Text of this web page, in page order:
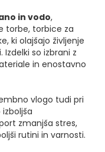
in vodo,
torbe, torbice za
ki olajšajo življenje
Izdelki so izbrani z
in enostavno
vlogo tudi pri
zmanjša stres,
rutini in varnosti.